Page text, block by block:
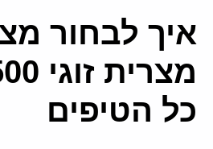
איך לבחור
כל הטיפים